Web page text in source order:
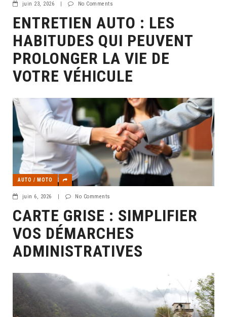
juin 23, 2026 No Comments
ENTRETIEN AUTO : LES
HABITUDES QUI PEUVENT
PROLONGER LA VIE DE
VOTRE VÉHICULE
AUTO / MOTO
juin 6, 2026 No Comments
CARTE GRISE : SIMPLIFIER
VOS DÉMARCHES
ADMINISTRATIVES